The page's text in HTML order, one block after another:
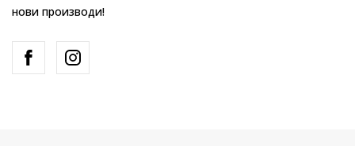
нови производи!